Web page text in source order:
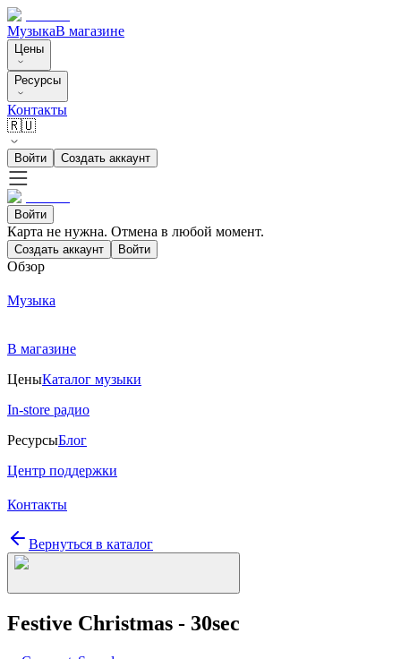
МузыкаВ магазине
Цены
Ресурсы
Контакты
🇷🇺
Войти Создать аккаунт
Войти
Карта не нужна. Отмена в любой момент.
Создать аккаунт Войти
Обзор
Музыка
В магазине
ЦеныКаталог музыки
In-store радио
РесурсыБлог
Центр поддержки
Контакты
Вернуться в каталог
Festive Christmas - 30sec